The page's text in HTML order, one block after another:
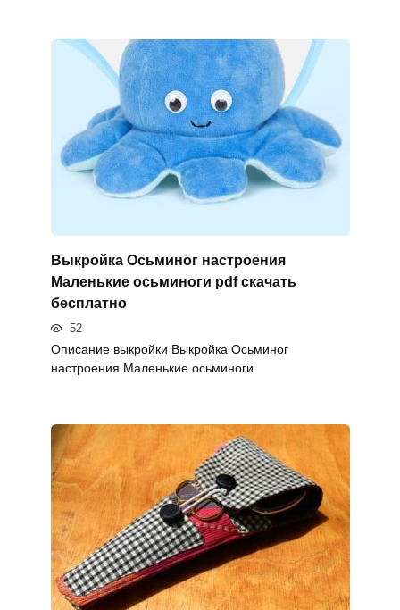
Выкройка Осьминог настроения
Маленькие осьминоги pdf скачать
бесплатно
52
Описание выкройки Выкройка Осьминог
настроения Маленькие осьминоги